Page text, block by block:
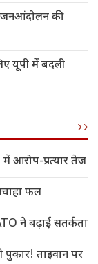
की
यूपी में बदली
में आरोप-प्रत्यार तेज
फल
ने बढ़ाई सतर्कता
ताइवान पर